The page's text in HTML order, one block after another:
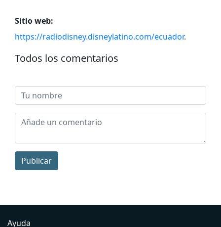
Sitio web:
https://radiodisney.disneylatino.com/ecuador.
Todos los comentarios
Publicar
Ayuda